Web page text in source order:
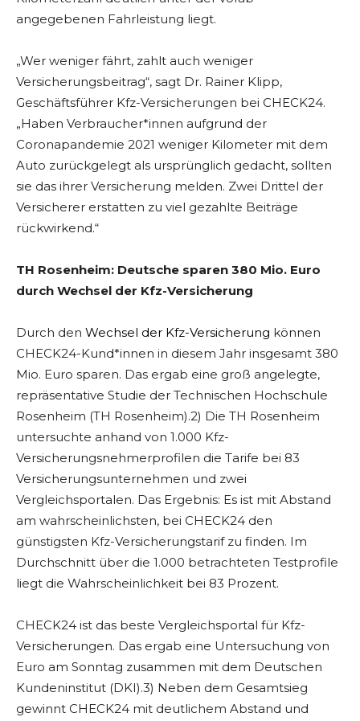
angegebenen Fahrleistung liegt.
„Wer weniger fährt, zahlt auch weniger
Versicherungsbeitrag“, sagt Dr. Rainer Klipp,
Geschäftsführer Kfz-Versicherungen bei CHECK24.
„Haben Verbraucher*innen aufgrund der
Coronapandemie 2021 weniger Kilometer mit dem
Auto zurückgelegt als ursprünglich gedacht, sollten
sie das ihrer Versicherung melden. Zwei Drittel der
Versicherer erstatten zu viel gezahlte Beiträge
rückwirkend.“
TH Rosenheim: Deutsche sparen 380 Mio. Euro
durch Wechsel der Kfz-Versicherung
Durch den Wechsel der Kfz-Versicherung können
CHECK24-Kund*innen in diesem Jahr insgesamt 380
Mio. Euro sparen. Das ergab eine groß angelegte,
repräsentative Studie der Technischen Hochschule
Rosenheim (TH Rosenheim).2) Die TH Rosenheim
untersuchte anhand von 1.000 Kfz-
Versicherungsnehmerprofilen die Tarife bei 83
Versicherungsunternehmen und zwei
Vergleichsportalen. Das Ergebnis: Es ist mit Abstand
am wahrscheinlichsten, bei CHECK24 den
günstigsten Kfz-Versicherungstarif zu finden. Im
Durchschnitt über die 1.000 betrachteten Testprofile
liegt die Wahrscheinlichkeit bei 83 Prozent.
CHECK24 ist das beste Vergleichsportal für Kfz-
Versicherungen. Das ergab eine Untersuchung von
Euro am Sonntag zusammen mit dem Deutschen
Kundeninstitut (DKI).3) Neben dem Gesamtsieg
gewinnt CHECK24 mit deutlichem Abstand und